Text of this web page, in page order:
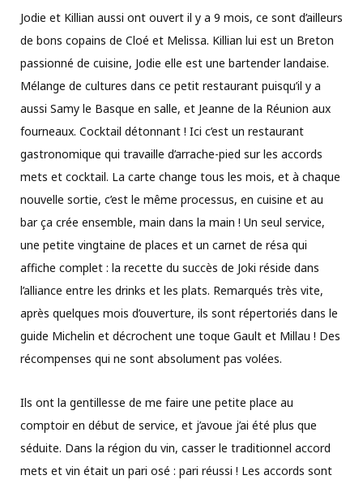
Jodie et Killian aussi ont ouvert il y a 9 mois, ce sont d’ailleurs
de bons copains de Cloé et Melissa. Killian lui est un Breton
passionné de cuisine, Jodie elle est une bartender landaise.
Mélange de cultures dans ce petit restaurant puisqu’il y a
aussi Samy le Basque en salle, et Jeanne de la Réunion aux
fourneaux. Cocktail détonnant ! Ici c’est un restaurant
gastronomique qui travaille d’arrache-pied sur les accords
mets et cocktail. La carte change tous les mois, et à chaque
nouvelle sortie, c’est le même processus, en cuisine et au
bar ça crée ensemble, main dans la main ! Un seul service,
une petite vingtaine de places et un carnet de résa qui
affiche complet : la recette du succès de Joki réside dans
l’alliance entre les drinks et les plats. Remarqués très vite,
après quelques mois d’ouverture, ils sont répertoriés dans le
guide Michelin et décrochent une toque Gault et Millau ! Des
récompenses qui ne sont absolument pas volées.
Ils ont la gentillesse de me faire une petite place au
comptoir en début de service, et j’avoue j’ai été plus que
séduite. Dans la région du vin, casser le traditionnel accord
mets et vin était un pari osé : pari réussi ! Les accords sont